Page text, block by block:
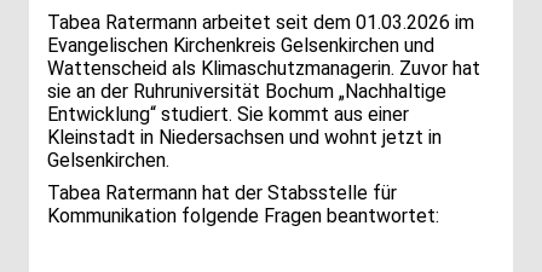
Tabea Ratermann arbeitet seit dem 01.03.2026 im
Evangelischen Kirchenkreis Gelsenkirchen und
Wattenscheid als Klimaschutzmanagerin. Zuvor hat
sie an der Ruhruniversität Bochum „Nachhaltige
Entwicklung“ studiert. Sie kommt aus einer
Kleinstadt in Niedersachsen und wohnt jetzt in
Gelsenkirchen.
Tabea Ratermann hat der Stabsstelle für
Kommunikation folgende Fragen beantwortet: